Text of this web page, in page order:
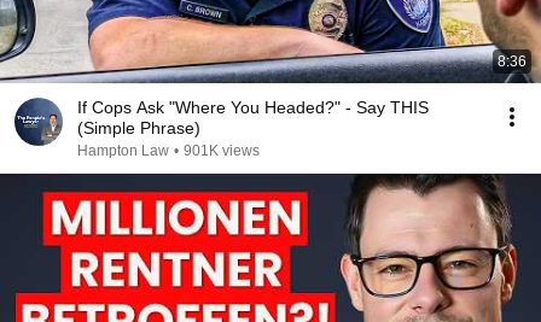
8:36
If Cops Ask "Where You Headed?" - Say THIS
(Simple Phrase)
Hampton Law • 901K views